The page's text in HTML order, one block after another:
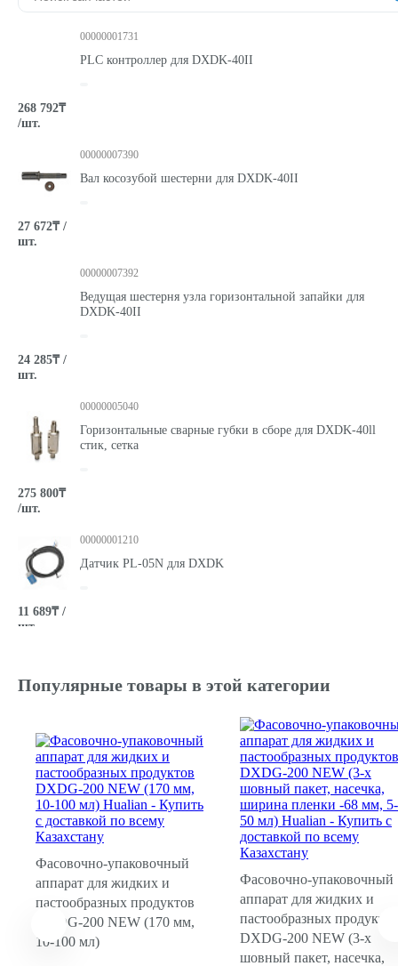
00000001731
PLC контроллер для DXDK-40II
268 792₸
/шт.
00000007390
Вал косозубой шестерни для DXDK-40II
27 672₸ /
шт.
00000007392
Ведущая шестерня узла горизонтальной запайки для
DXDK-40II
24 285₸ /
шт.
00000005040
Горизонтальные сварные губки в сборе для DXDK-40ll
стик, сетка
275 800₸
/шт.
00000001210
Датчик PL-05N для DXDK
11 689₸ /
шт.
Датчик фотометки KS-W23 для DXDF/DXDK
шт.
00000001397
Держатель термопары для DXDK-40II
23 232₸ /
шт.
00000003712
Заслонка для DXDK-40II
Популярные товары в этой категории
Фасовочно-упаковочный
аппарат для жидких и
пастообразных продуктов
DXDG-200 NEW (170 мм,
10-100 мл)
Фасовочно-упаковочный
аппарат для жидких и
пастообразных продуктов
DXDG-200 NEW (3-х
шовный пакет, насечка,